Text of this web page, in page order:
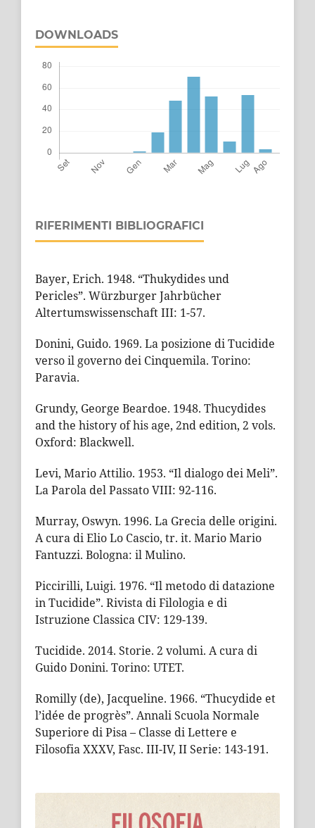
DOWNLOADS
RIFERIMENTI BIBLIOGRAFICI
Bayer, Erich. 1948. “Thukydides und
Pericles”. Würzburger Jahrbücher
Altertumswissenschaft III: 1-57.
Donini, Guido. 1969. La posizione di Tucidide
verso il governo dei Cinquemila. Torino:
Paravia.
Grundy, George Beardoe. 1948. Thucydides
and the history of his age, 2nd edition, 2 vols.
Oxford: Blackwell.
Levi, Mario Attilio. 1953. “Il dialogo dei Meli”.
La Parola del Passato VIII: 92-116.
Murray, Oswyn. 1996. La Grecia delle origini.
A cura di Elio Lo Cascio, tr. it. Mario Mario
Fantuzzi. Bologna: il Mulino.
Piccirilli, Luigi. 1976. “Il metodo di datazione
in Tucidide”. Rivista di Filologia e di
Istruzione Classica CIV: 129-139.
Tucidide. 2014. Storie. 2 volumi. A cura di
Guido Donini. Torino: UTET.
Romilly (de), Jacqueline. 1966. “Thucydide et
l’idée de progrès”. Annali Scuola Normale
Superiore di Pisa – Classe di Lettere e
Filosofia XXXV, Fasc. III-IV, II Serie: 143-191.